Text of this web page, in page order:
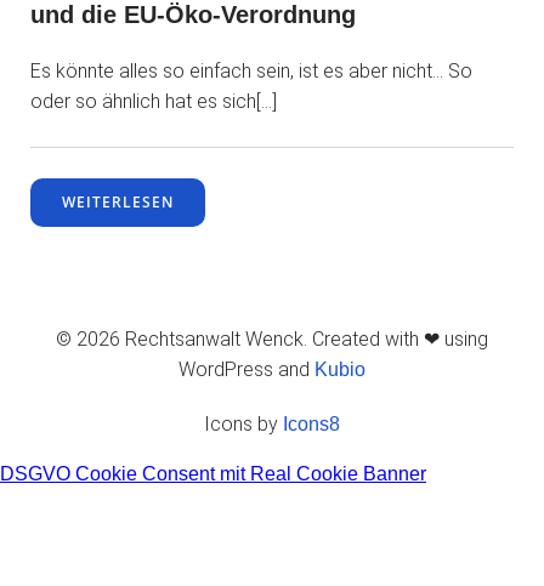
und die EU-Öko-Verordnung
Es könnte alles so einfach sein, ist es aber nicht… So
oder so ähnlich hat es sich[…]
WEITERLESEN
© 2026 Rechtsanwalt Wenck. Created with ❤ using
WordPress and Kubio
Icons by Icons8
DSGVO Cookie Consent mit Real Cookie Banner